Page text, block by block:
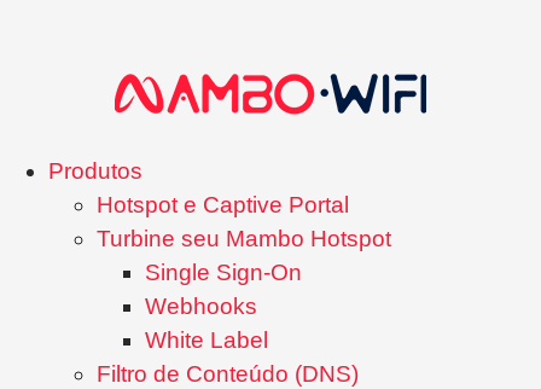
Produtos
Hotspot e Captive Portal
Turbine seu Mambo Hotspot
Single Sign-On
Webhooks
White Label
Filtro de Conteúdo (DNS)